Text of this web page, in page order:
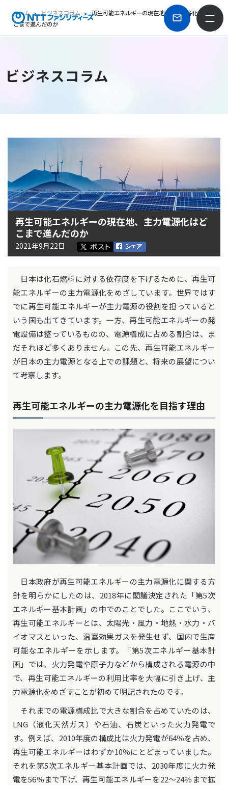
ホーム ビジネスコラム
再生可能エネルギーの現在地、主力電源化はど
こまで進んだのか
ビジネスコラム
再生可能エネルギーの現在地、主力電源化はど
こまで進んだのか
2021年9月22日
日本は化石燃料に対する依存度を下げるために、再生可
能エネルギーの主力電源化をめざしています。世界ではす
でに再生可能エネルギーが主力電源の役割を担っていると
いう国も出てきています。一方、再生可能エネルギーの発
電設備は整っているものの、電源構成に占める割合は、ま
だそれほど多くありません。この先、再生可能エネルギー
が日本の主力電源となる上での課題と、将来の展望につい
て考察します。
再生可能エネルギーの主力電源化を目指す理由
日本政府が再生可能エネルギーの主力電源化に関する方
針を明らかにしたのは、2018年に閣議決定された「第5次
エネルギー基本計画」の中でのことでした。ここでいう、
再生可能エネルギーとは、太陽光・風力・地熱・水力・バ
イオマスといった、温室効果ガスを発生せず、国内で生産
可能なエネルギーを示します。「第5次エネルギー基本計
画」では、火力発電や原子力などから構成される電源の中
で、再生可能エネルギーの利用比率を大幅に引き上げ、主
力電源化をめざすことが初めて明記されたのです。
それまでの電源構成比で大きな割合を占めていたのは、
LNG（液化天然ガス）や石油、石炭といった火力発電で
す。例えば、2010年度の構成比は火力発電が64％を占め、
再生可能エネルギーはわずか10％にとどまっていました。
それを第5次エネルギー基本計画では、2030年度に火力発
電を56％まで下げ、再生可能エネルギーを22～24％まで拡